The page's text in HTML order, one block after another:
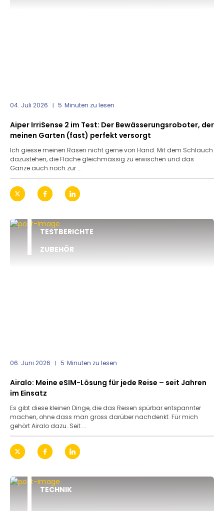
04. Juli 2026 5 Minuten zu lesen
Aiper IrriSense 2 im Test: Der Bewässerungsroboter, der
meinen Garten (fast) perfekt versorgt
Ich giesse meinen Rasen nicht gerne von Hand. Mit dem Schlauch
dazustehen, die Fläche gleichmässig zu erwischen und das
Ganze auch noch zur ...
TESTBERICHTE
ZUBEHÖR
06. Juni 2026 5 Minuten zu lesen
Airalo: Meine eSIM-Lösung für jede Reise – seit Jahren
im Einsatz
Es gibt diese kleinen Dinge, die das Reisen spürbar entspannter
machen, ohne dass man gross darüber nachdenkt. Für mich
gehört Airalo dazu. Seit ...
TECHNIK